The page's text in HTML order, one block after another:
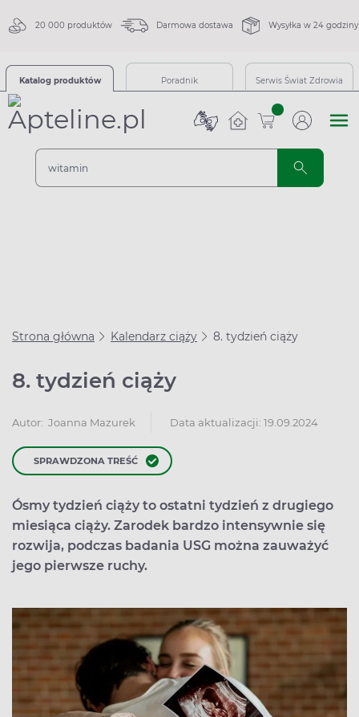
20 000 produktów Darmowa dostawa Wysyłka w 24 godziny
Katalog produktów Poradnik Serwis Świat Zdrowia
sztuk
Strona główna Kalendarz ciąży 8. tydzień ciąży
8. tydzień ciąży
Autor: Joanna Mazurek Data aktualizacji: 19.09.2024
SPRAWDZONA TREŚĆ
Ósmy tydzień ciąży to ostatni tydzień z drugiego
miesiąca ciąży. Zarodek bardzo intensywnie się
rozwija, podczas badania USG można zauważyć
jego pierwsze ruchy.